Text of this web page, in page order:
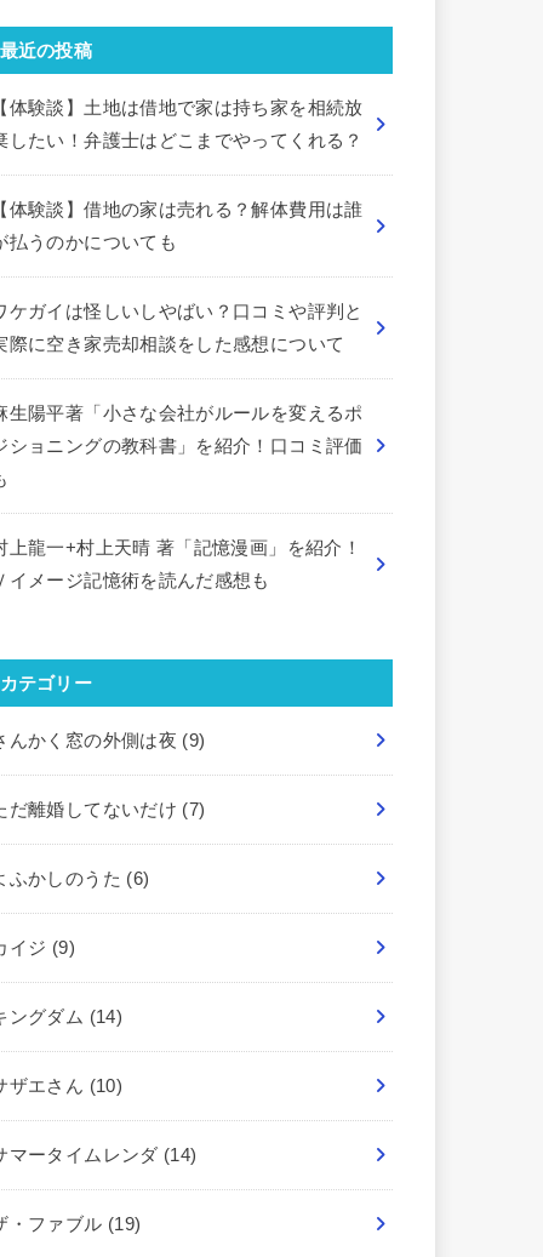
最近の投稿
体験談】土地は借地で家は持ち家を相続放
したい！弁護士はどこまでやってくれる？
体験談】借地の家は売れる？解体費用は誰
払うのかについても
ケガイは怪しいしやばい？口コミや評判と
際に空き家売却相談をした感想について
生陽平著「小さな会社がルールを変えるポ
ショニングの教科書」を紹介！口コミ評価
上龍一+村上天晴 著「記憶漫画」を紹介！
イメージ記憶術を読んだ感想も
カテゴリー
んかく窓の外側は夜 (9)
だ離婚してないだけ (7)
ふかしのうた (6)
イジ (9)
ングダム (14)
ザエさん (10)
マータイムレンダ (14)
・ファブル (19)